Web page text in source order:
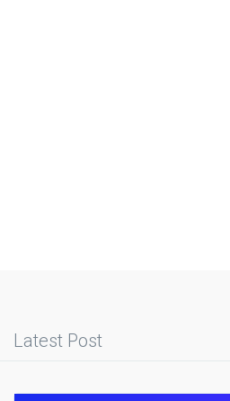
Latest Post